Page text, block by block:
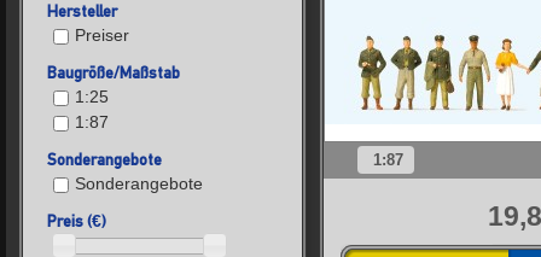
Hersteller
Preiser
Baugröße/Maßstab
1:25
1:87
Sonderangebote
Sonderangebote
Preis (€)
1:87